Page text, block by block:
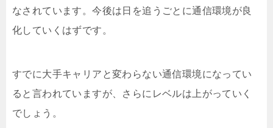
なされています。今後は日を追うごとに通信環境が良
化していくはずです。
すでに大手キャリアと変わらない通信環境になってい
ると言われていますが、さらにレベルは上がっていく
でしょう。